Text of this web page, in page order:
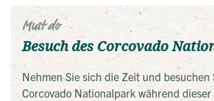
Must do
Besuch des Corcovado
Nehmen Sie sich die Zeit und besuchen
Corcovado Nationalpark während dieser